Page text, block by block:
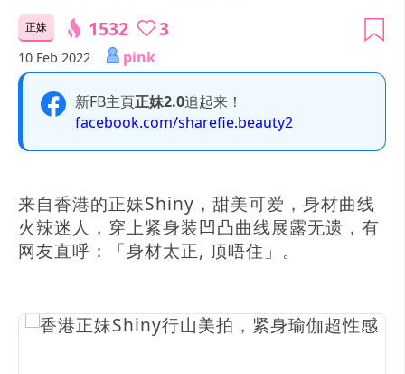
正妹 1532 3
10 Feb 2022 pink
新FB主頁正妹2.0追起来！
facebook.com/sharefie.beauty2
来自香港的正妹Shiny，甜美可爱，身材曲线
火辣迷人，穿上紧身装凹凸曲线展露无遗，有
网友直呼：「身材太正, 顶唔住」。